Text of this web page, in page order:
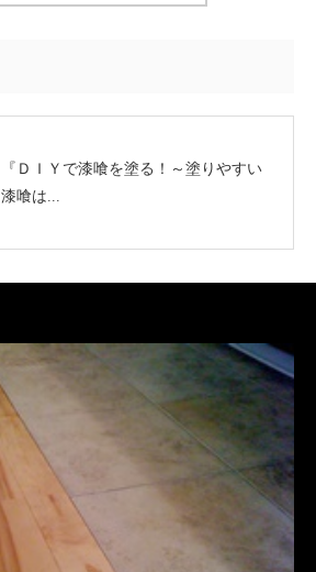
『ＤＩＹで漆喰を塗る！～塗りやすい
漆喰は...